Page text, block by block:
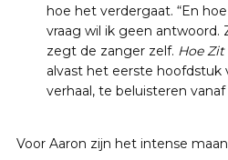
hoe het verdergaat. “En
vraag wil ik geen antwoord.
zegt de zanger zelf. Hoe Zit
alvast het eerste hoofdstuk
verhaal, te beluisteren vanaf
Voor Aaron zijn het intense